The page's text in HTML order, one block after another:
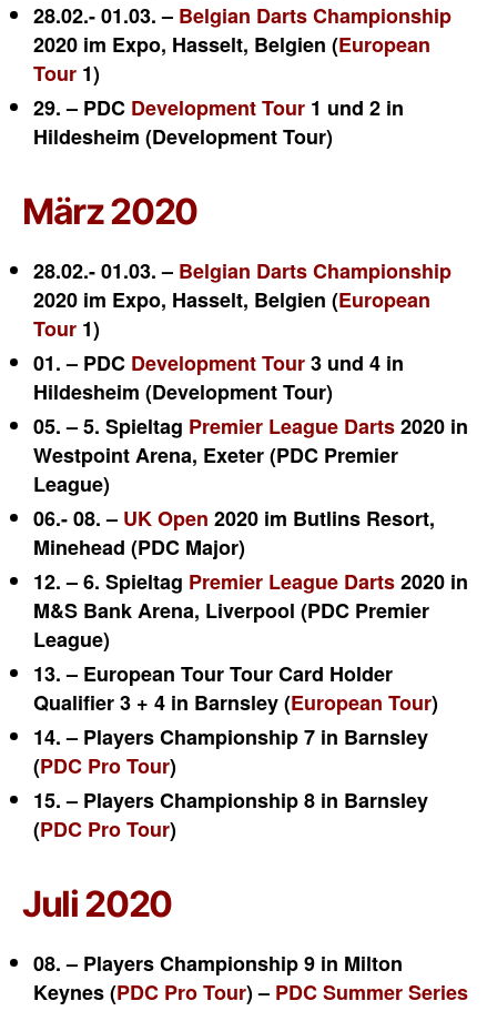
28.02.- 01.03. – Belgian Darts Championship
2020 im Expo, Hasselt, Belgien (European
Tour 1)
29. – PDC Development Tour 1 und 2 in
Hildesheim (Development Tour)
März 2020
28.02.- 01.03. – Belgian Darts Championship
2020 im Expo, Hasselt, Belgien (European
Tour 1)
01. – PDC Development Tour3 und 4 in
Hildesheim (Development Tour)
05. – 5. Spieltag Premier League Darts2020 in
Westpoint Arena, Exeter (PDC Premier
League)
06.- 08. – UK Open 2020 im Butlins Resort,
Minehead (PDC Major)
12. – 6. Spieltag Premier League Darts2020 in
M&S Bank Arena, Liverpool (PDC Premier
League)
13. – European Tour Tour Card Holder
Qualifier 3 + 4 in Barnsley (European Tour)
14. – Players Championship 7 in Barnsley
(PDC Pro Tour)
15. – Players Championship 8 in Barnsley
(PDC Pro Tour)
Juli 2020
08. – Players Championship 9 in Milton
Keynes (PDC Pro Tour) – PDC Summer Series